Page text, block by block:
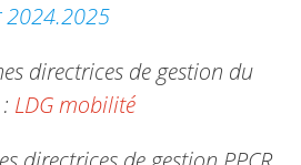
2024.2025
directrices de gestion du
LDG mobilité